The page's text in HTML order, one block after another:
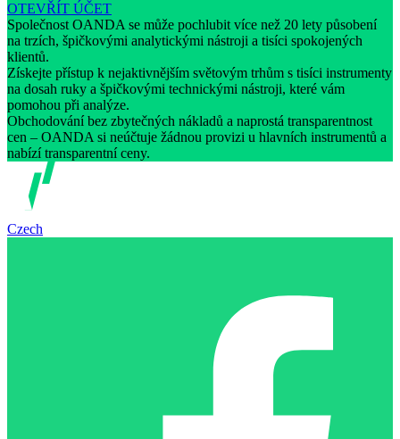
OTEVŘÍT ÚČET
Společnost OANDA se může pochlubit více než 20 lety působení
na trzích, špičkovými analytickými nástroji a tisíci spokojených
klientů.
Získejte přístup k nejaktivnějším světovým trhům s tisíci instrumenty
na dosah ruky a špičkovými technickými nástroji, které vám
pomohou při analýze.
Obchodování bez zbytečných nákladů a naprostá transparentnost
cen – OANDA si neúčtuje žádnou provizi u hlavních instrumentů a
nabízí transparentní ceny.
Czech